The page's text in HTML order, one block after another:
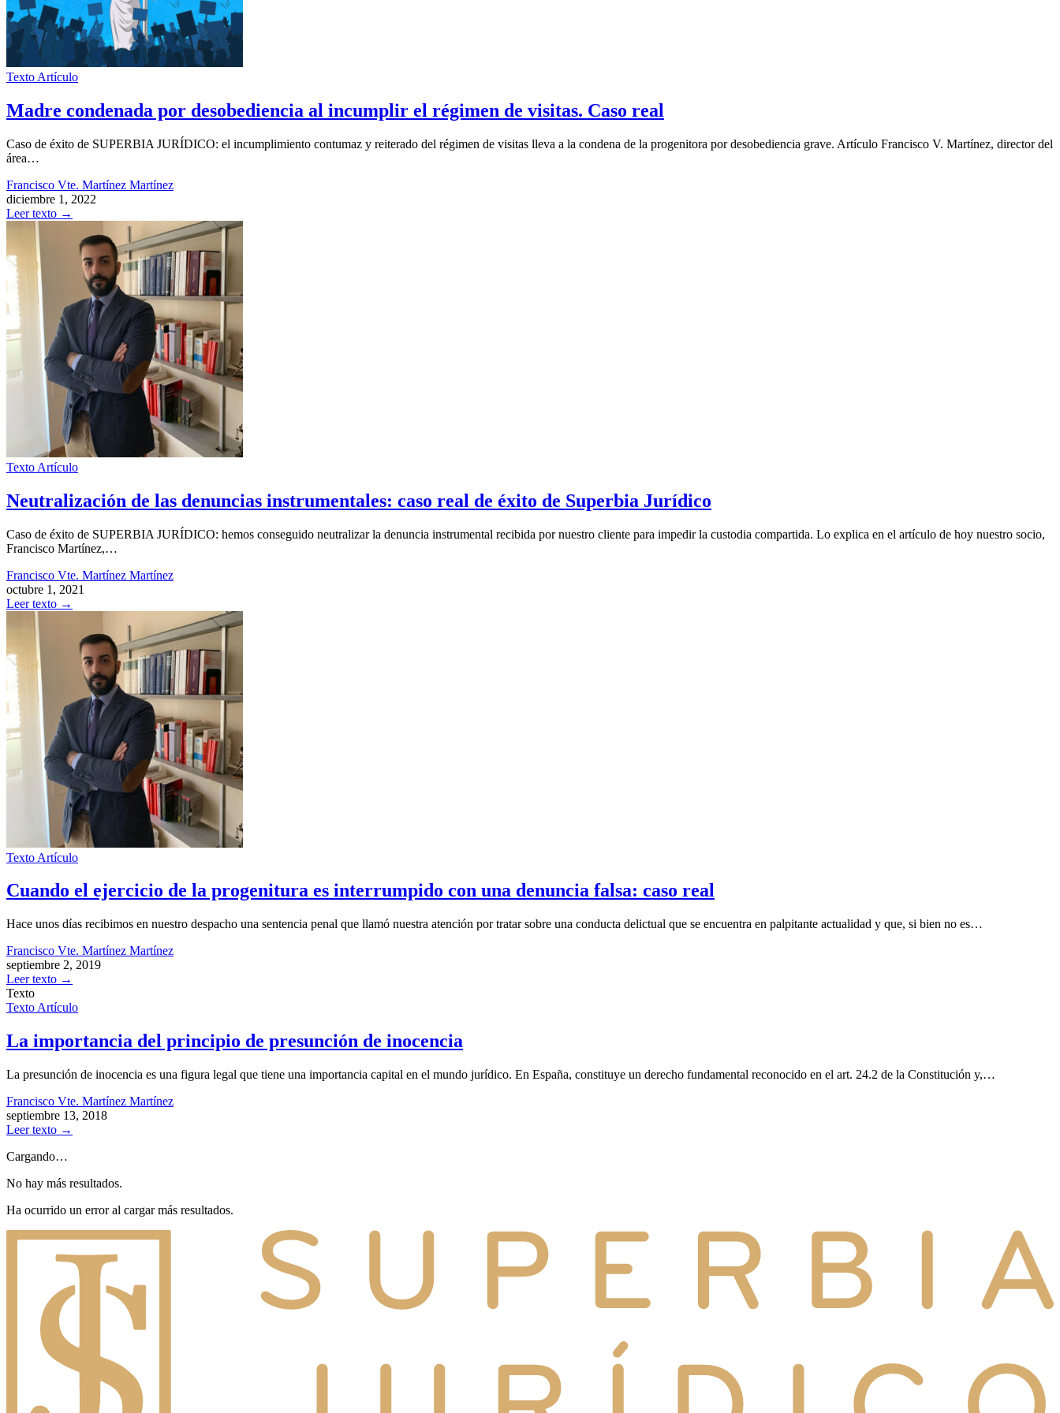
Texto Artículo
Madre condenada por desobediencia al incumplir el régimen de visitas. Caso real
Caso de éxito de SUPERBIA JURÍDICO: el incumplimiento contumaz y reiterado del régimen de visitas lleva a la condena de la progenitora por desobediencia grave. Artículo Francisco V. Martínez, director del
área…
Francisco Vte. Martínez Martínez
diciembre 1, 2022
Leer texto →
Texto Artículo
Neutralización de las denuncias instrumentales: caso real de éxito de Superbia Jurídico
Caso de éxito de SUPERBIA JURÍDICO: hemos conseguido neutralizar la denuncia instrumental recibida por nuestro cliente para impedir la custodia compartida. Lo explica en el artículo de hoy nuestro socio,
Francisco Martínez,…
Francisco Vte. Martínez Martínez
octubre 1, 2021
Leer texto →
Texto Artículo
Cuando el ejercicio de la progenitura es interrumpido con una denuncia falsa: caso real
Hace unos días recibimos en nuestro despacho una sentencia penal que llamó nuestra atención por tratar sobre una conducta delictual que se encuentra en palpitante actualidad y que, si bien no es…
Francisco Vte. Martínez Martínez
septiembre 2, 2019
Leer texto →
Texto
Texto Artículo
La importancia del principio de presunción de inocencia
La presunción de inocencia es una figura legal que tiene una importancia capital en el mundo jurídico. En España, constituye un derecho fundamental reconocido en el art. 24.2 de la Constitución y,…
Francisco Vte. Martínez Martínez
septiembre 13, 2018
Leer texto →
Cargando…
No hay más resultados.
Ha ocurrido un error al cargar más resultados.